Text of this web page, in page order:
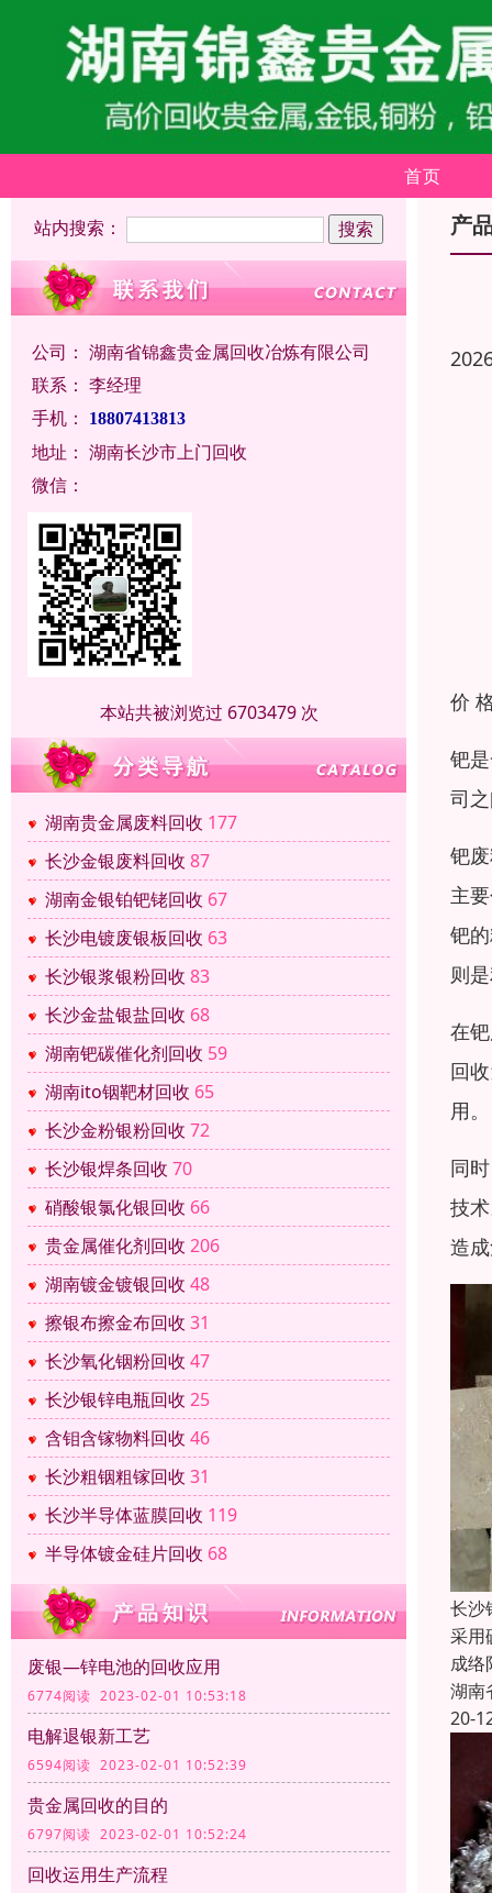
首页
站内搜索：
公司： 湖南省锦鑫贵金属回收冶炼有限公司
联系： 李经理
手机：
18807413813
地址： 湖南长沙市上门回收
微信：
本站共被浏览过 6703479 次
湖南贵金属废料回收 177
长沙金银废料回收 87
湖南金银铂钯铑回收 67
长沙电镀废银板回收 63
长沙银浆银粉回收 83
长沙金盐银盐回收 68
湖南钯碳催化剂回收 59
湖南ito铟靶材回收 65
长沙金粉银粉回收 72
长沙银焊条回收 70
硝酸银氯化银回收 66
贵金属催化剂回收 206
湖南镀金镀银回收 48
擦银布擦金布回收 31
长沙氧化铟粉回收 47
长沙银锌电瓶回收 25
含钼含镓物料回收 46
长沙粗铟粗镓回收 31
长沙半导体蓝膜回收 119
半导体镀金硅片回收 68
废银—锌电池的回收应用
6774阅读 2023-02-01 10:53:18
电解退银新工艺
6594阅读 2023-02-01 10:52:39
贵金属回收的目的
6797阅读 2023-02-01 10:52:24
回收运用生产流程
产
价
钯
司
钯
主
钯
则
在
回
用。
同
技
造
长沙
采用
成络
湖南
20-